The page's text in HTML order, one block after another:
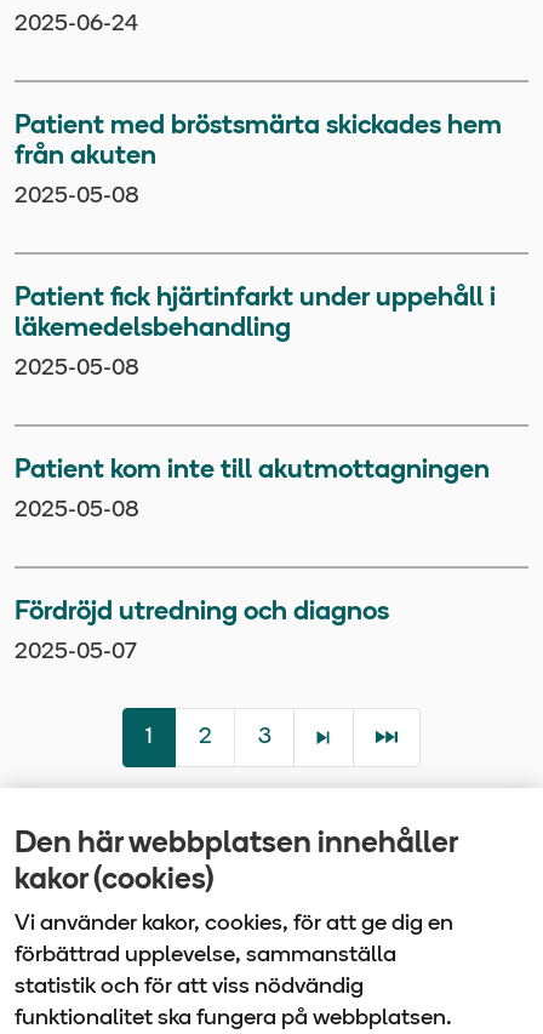
Den här webbplatsen innehåller
kakor (cookies)
Vi använder kakor, cookies, för att ge dig en
förbättrad upplevelse, sammanställa
statistik och för att viss nödvändig
funktionalitet ska fungera på webbplatsen.
2025-06-24
Patient med bröstsmärta skickades hem
från akuten
2025-05-08
Patient fick hjärtinfarkt under uppehåll i
läkemedelsbehandling
2025-05-08
Patient kom inte till akutmottagningen
2025-05-08
Fördröjd utredning och diagnos
2025-05-07
1 2 3
Senast uppdaterad
Vårdbolaget Tiohundra | Box 905 | 761 29 Norrtälje